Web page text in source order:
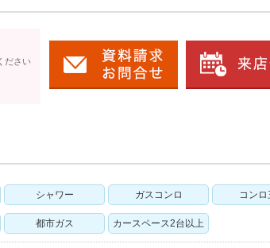
ださい
シャワー ガスコンロ コンロ
都市ガス カースペース2台以上